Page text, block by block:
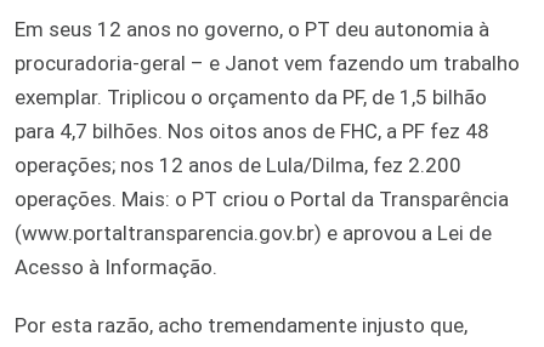
Em seus 12 anos no governo, o PT deu autonomia à
procuradoria-geral – e Janot vem fazendo um trabalho
exemplar. Triplicou o orçamento da PF, de 1,5 bilhão
para 4,7 bilhões. Nos oitos anos de FHC, a PF fez 48
operações; nos 12 anos de Lula/Dilma, fez 2.200
operações. Mais: o PT criou o Portal da Transparência
(www.portaltransparencia.gov.br) e aprovou a Lei de
Acesso à Informação.
Por esta razão, acho tremendamente injusto que,